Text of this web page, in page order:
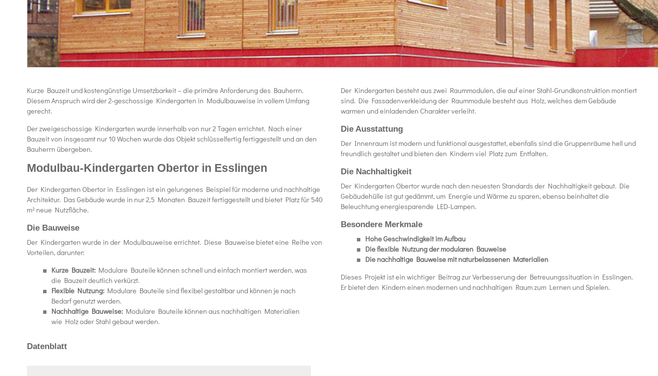
Kurze Bauzeit und kostengünstige Umsetzbarkeit – die primäre Anforderung des Bauherrn.
Diesem Anspruch wird der 2-geschossige Kindergarten in Modulbauweise in vollem Umfang
gerecht.
Der zweigeschossige Kindergarten wurde innerhalb von nur 2 Tagen errichtet. Nach einer
Bauzeit von insgesamt nur 10 Wochen wurde das Objekt schlüsselfertig fertiggestellt und an den
Bauherrn übergeben.
Modulbau-Kindergarten Obertor in Esslingen
Der Kindergarten Obertor in Esslingen ist ein gelungenes Beispiel für moderne und nachhaltige
Architektur. Das Gebäude wurde in nur 2,5 Monaten Bauzeit fertiggestellt und bietet Platz für 540
m² neue Nutzfläche.
Die Bauweise
Der Kindergarten wurde in der Modulbauweise errichtet. Diese Bauweise bietet eine Reihe von
Vorteilen, darunter:
Kurze Bauzeit: Modulare Bauteile können schnell und einfach montiert werden, was
die Bauzeit deutlich verkürzt.
Flexible Nutzung: Modulare Bauteile sind flexibel gestaltbar und können je nach
Bedarf genutzt werden.
Nachhaltige Bauweise: Modulare Bauteile können aus nachhaltigen Materialien
wie Holz oder Stahl gebaut werden.
Der Kindergarten besteht aus zwei Raummodulen, die auf einer Stahl-Grundkonstruktion montiert
sind. Die Fassadenverkleidung der Raummodule besteht aus Holz, welches dem Gebäude
warmen und einladenden Charakter verleiht.
Die Ausstattung
Der Innenraum ist modern und funktional ausgestattet, ebenfalls sind die Gruppenräume hell und
freundlich gestaltet und bieten den Kindern viel Platz zum Entfalten.
Die Nachhaltigkeit
Der Kindergarten Obertor wurde nach den neuesten Standards der Nachhaltigkeit gebaut. Die
Gebäudehülle ist gut gedämmt, um Energie und Wärme zu sparen, ebenso beinhaltet die
Beleuchtung energiesparende LED-Lampen.
Besondere Merkmale
Hohe Geschwindigkeit im Aufbau
Die flexible Nutzung der modularen Bauweise
Die nachhaltige Bauweise mit naturbelassenen Materialien
Dieses Projekt ist ein wichtiger Beitrag zur Verbesserung der Betreuungssituation in Esslingen.
Er bietet den Kindern einen modernen und nachhaltigen Raum zum Lernen und Spielen.
Datenblatt